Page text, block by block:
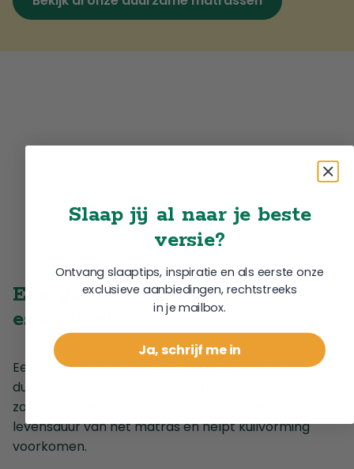
Een goede bedbodem is
essentieel
Een kwalitatieve bedbodem is onmisbaar voor een
duurzaam en comfortabel natuurlatex matras. Het
zorgt voor de juiste ondersteuning, verlengt de
levensduur van het matras en helpt kuilvorming
voorkomen.
Slaap jij al naar je beste
versie?
Ontvang slaaptips, inspiratie en als eerste onze
exclusieve aanbiedingen, rechtstreeks
in je mailbox.
Ja, schrijf me in